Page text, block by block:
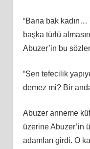
“Bana bak kadın…
başka türlü
Abuzer’in bu
“Sen tefecilik
demez mi? Bir
Abuzer anneme
üzerine Abuzer’in
adamları girdi. O